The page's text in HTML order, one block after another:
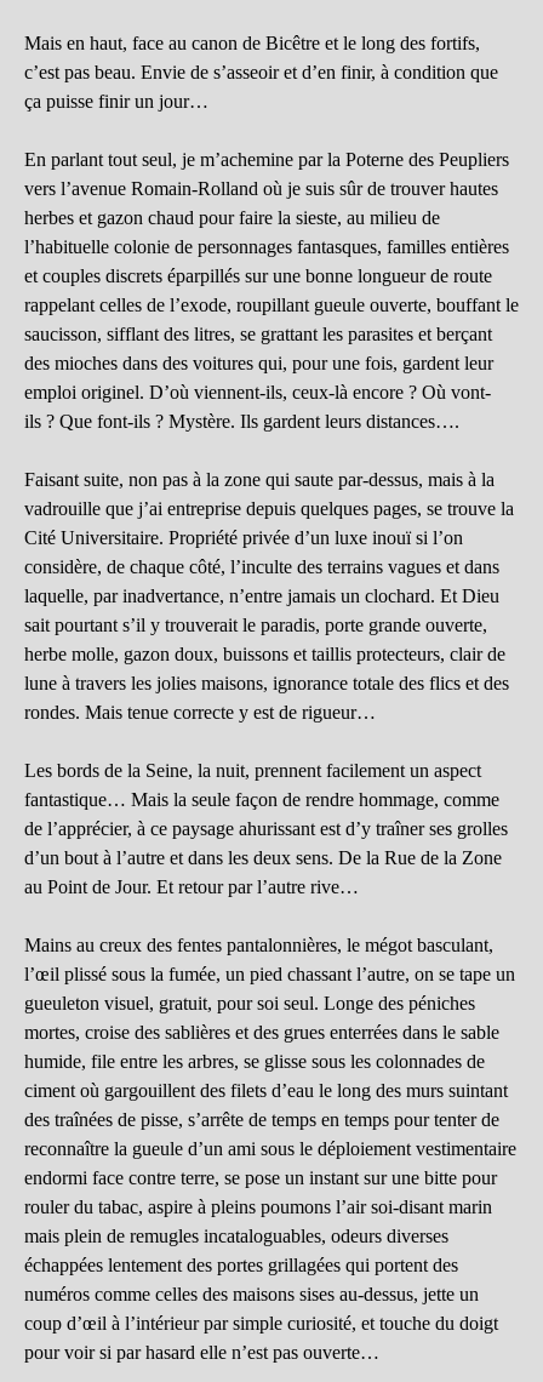
Mais en haut, face au canon de Bicêtre et le long des fortifs,
c’est pas beau. Envie de s’asseoir et d’en finir, à condition que
ça puisse finir un jour…
En parlant tout seul, je m’achemine par la Poterne des Peupliers
vers l’avenue Romain-Rolland où je suis sûr de trouver hautes
herbes et gazon chaud pour faire la sieste, au milieu de
l’habituelle colonie de personnages fantasques, familles entières
et couples discrets éparpillés sur une bonne longueur de route
rappelant celles de l’exode, roupillant gueule ouverte, bouffant le
saucisson, sifflant des litres, se grattant les parasites et berçant
des mioches dans des voitures qui, pour une fois, gardent leur
emploi originel. D’où viennent-ils, ceux-là encore ? Où vont-
ils ? Que font-ils ? Mystère. Ils gardent leurs distances….
Faisant suite, non pas à la zone qui saute par-dessus, mais à la
vadrouille que j’ai entreprise depuis quelques pages, se trouve la
Cité Universitaire. Propriété privée d’un luxe inouï si l’on
considère, de chaque côté, l’inculte des terrains vagues et dans
laquelle, par inadvertance, n’entre jamais un clochard. Et Dieu
sait pourtant s’il y trouverait le paradis, porte grande ouverte,
herbe molle, gazon doux, buissons et taillis protecteurs, clair de
lune à travers les jolies maisons, ignorance totale des flics et des
rondes. Mais tenue correcte y est de rigueur…
Les bords de la Seine, la nuit, prennent facilement un aspect
fantastique… Mais la seule façon de rendre hommage, comme
de l’apprécier, à ce paysage ahurissant est d’y traîner ses grolles
d’un bout à l’autre et dans les deux sens. De la Rue de la Zone
au Point de Jour. Et retour par l’autre rive…
Mains au creux des fentes pantalonnières, le mégot basculant,
l’œil plissé sous la fumée, un pied chassant l’autre, on se tape un
gueuleton visuel, gratuit, pour soi seul. Longe des péniches
mortes, croise des sablières et des grues enterrées dans le sable
humide, file entre les arbres, se glisse sous les colonnades de
ciment où gargouillent des filets d’eau le long des murs suintant
des traînées de pisse, s’arrête de temps en temps pour tenter de
reconnaître la gueule d’un ami sous le déploiement vestimentaire
endormi face contre terre, se pose un instant sur une bitte pour
rouler du tabac, aspire à pleins poumons l’air soi-disant marin
mais plein de remugles incataloguables, odeurs diverses
échappées lentement des portes grillagées qui portent des
numéros comme celles des maisons sises au-dessus, jette un
coup d’œil à l’intérieur par simple curiosité, et touche du doigt
pour voir si par hasard elle n’est pas ouverte…